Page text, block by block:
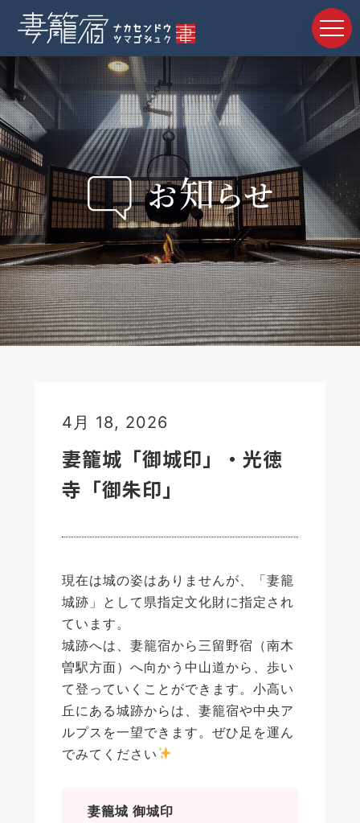
4月 18, 2026
妻籠城「御城印」・光徳
寺「御朱印」
現在は城の姿はありませんが、「妻籠
城跡」として県指定文化財に指定され
ています。
城跡へは、妻籠宿から三留野宿（南木
曽駅方面）へ向かう中山道から、歩い
て登っていくことができます。小高い
丘にある城跡からは、妻籠宿や中央ア
ルプスを一望できます。ぜひ足を運ん
でみてください
妻籠城 御城印